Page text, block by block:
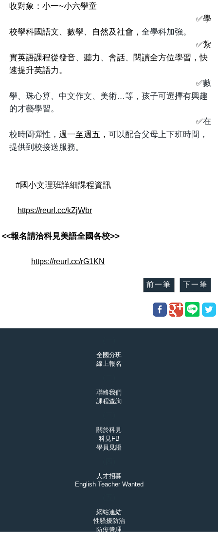
收對象：小一~小六學童
✅學
校學科國語文、數學、自然及社會，全學科加強。
✅紮
實英語課程從發音、聽力、會話、閱讀全方位學習，快
速提升英語力。
✅數
學、珠心算、中文作文、美術…等，孩子可選擇有興趣
的才藝學習。
✅在
校時間彈性，週一至週五，可以配合父母上下班時間，
提供到校接送服務。
#國小文理班詳細課程資訊
https://reurl.cc/kZjWbr
<<報名請洽科見美語全國各校>>
https://reurl.cc/rG1KN
全國分班
線上報名
聯絡我們
課程查詢
關於科見
科見FB
學員見證
人才招募
English Teacher Wanted
網站連結
性騷擾防治
防疫管理